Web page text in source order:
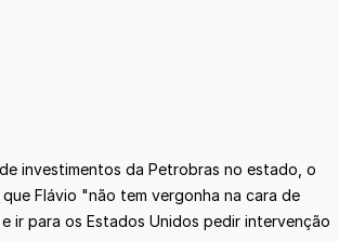
investimentos da Petrobras no estado, o
Flávio "não tem vergonha na cara de
ir para os Estados Unidos pedir intervenção